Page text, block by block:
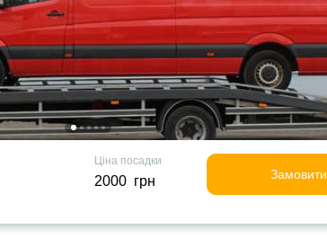
Ціна посадки
2000 грн Замовити